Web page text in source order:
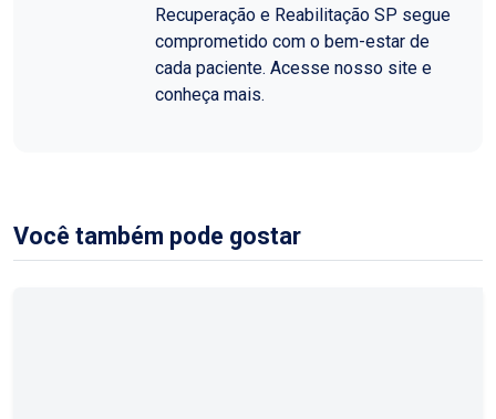
Recuperação e Reabilitação SP segue
comprometido com o bem-estar de
cada paciente. Acesse nosso site e
conheça mais.
Você também pode gostar